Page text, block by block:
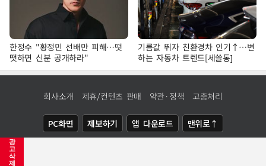
광
고
삭
제
한정수 "황정민 선배만 피해…떳
떳하면 신분 공개하라"
기름값 뛰자 친환경차 인기↑…변
하는 자동차 트렌드[세쓸통]
회사소개 제휴/컨텐츠 판매 약관·정책 고충처리
PC화면 제보하기 앱 다운로드 맨위로↑